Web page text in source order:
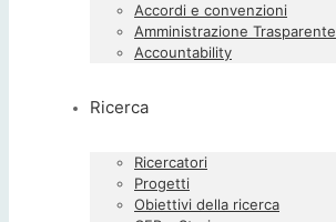
Accordi e convenzioni
Amministrazione Trasparente
Accountability
Ricerca
Ricercatori
Progetti
Obiettivi della ricerca